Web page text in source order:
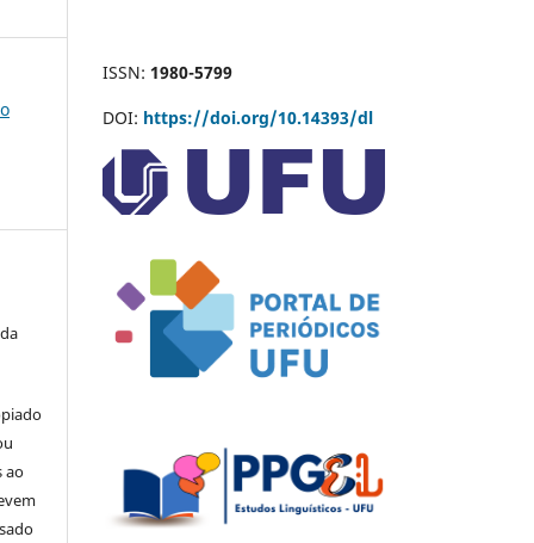
ao
ISSN: 1980-5799
DOI: https://doi.org/10.14393/dl